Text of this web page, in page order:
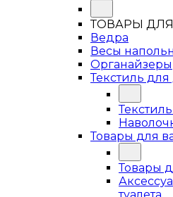
ТОВАРЫ
Ведра
Весы
Органайзеры
Текстиль
Товары для
Товары